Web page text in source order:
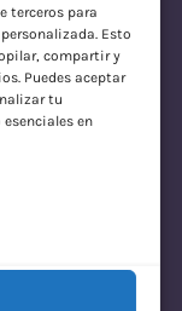
terceros para
Esto
compartir y
Puedes aceptar
tu
en
con Envío